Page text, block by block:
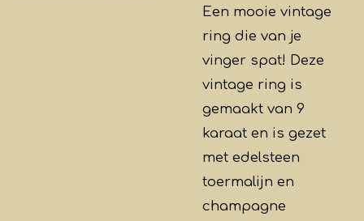
Een mooie vintage
ring die van je
vinger spat! Deze
vintage ring is
gemaakt van 9
karaat en is gezet
met edelsteen
toermalijn en
champagne